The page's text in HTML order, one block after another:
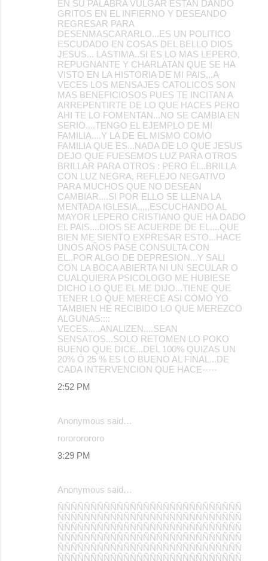
EN SU PALABRA VULGAR ESTAN DANDO
GRITOS EN EL INFIERNO Y DESEANDO
REGRESAR PARA
DESENMASCARARLO...ES UN POLITICO
ESCUDADO EN COSAS DEL BELLO DIOS
JESUS... LASTIMA..SI ES LO MAS LEPERO,
REPUGNANTE Y CHARLATAN QUE SE HA
VISTO EN LA HISTORIA DE MI PAIS,,,A
VECES LOS MENSAJES CATOLICOS SON
MAS BENEFICIOSOS PUES TE INCITAN A
ARREPENTIRTE DE LO QUE HACES PERO
AHI TE LO FOMENTAN...NO SE CAMBIA EN
SERIO....TENGO EL EJEMPLO DE MI
FAMILIA....Y LA DE EL MISMO COMO
FAMILIA QUE ES...NADA DE LO QUE JESUS
DEJO QUE FUESEMOS LUZ PARA OTROS
BRILLAR PARA OTROS : PERO ÉL..BRILLA
CON LUZ NEGRA, REFLEJO NEGATIVO
PARA MUCHOS QUE NO DESEAN
CAMBIAR....SI POR ELLO SE LLENA LA
MENTADA IGLESIA,,,,,ESCUCHANDO AL
MAYOR LEPERO CRISTIANO QUE HA DADO
EL PAIS....DIOS SE ACUERDE DE EL....QUE
BIEN ME SIENTO EXPRESAR ESTO...HACE
UNOS AÑOS PASE CONSULTA CON
EL..POR ALGO DE DEPRESION...Y SALI
CON LA BOCA ABIERTA NI UN SECULAR O
CUALQUIERA PSICOLOGO ME HUBIESE
DICHO LO QUE EL ME DIJO...TIENE QUE
TENER LO QUE MERECE ASI COMO YO
TAMBIEN HE RECIBIDO LO QUE MEREZCO
ALGUNAS::::
VECES.....ANALIZEN....SEAN
SENSATOS...SOLO RETOMEN LO POKO
BUENO QUE DICE...DEL 100% QUIZAS UN
20% Ó 25 % ES LO BUENO AL FINAL...DE
CADA INTERVENCION QUE HACE-----
2:52 PM
Anonymous said…
rorororororo
3:29 PM
Anonymous said…
ÑÑÑÑÑÑÑÑÑÑÑÑÑÑÑÑÑÑÑÑÑÑÑÑÑÑÑÑ
ÑÑÑÑÑÑÑÑÑÑÑÑÑÑÑÑÑÑÑÑÑÑÑÑÑÑÑÑ
ÑÑÑÑÑÑÑÑÑÑÑÑÑÑÑÑÑÑÑÑÑÑÑÑÑÑÑÑ
ÑÑÑÑÑÑÑÑÑÑÑÑÑÑÑÑÑÑÑÑÑÑÑÑÑÑÑÑ
ÑÑÑÑÑÑÑÑÑÑÑÑÑÑÑÑÑÑÑÑÑÑÑÑÑÑÑÑ
ÑÑÑÑÑÑÑÑÑÑÑÑÑÑÑÑÑÑÑÑÑÑÑÑÑÑÑÑ